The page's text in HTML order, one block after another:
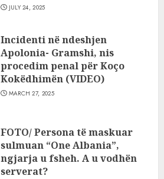
JULY 24, 2025
Incidenti në ndeshjen
Apolonia- Gramshi, nis
procedim penal për Koço
Kokëdhimën (VIDEO)
MARCH 27, 2025
FOTO/ Persona të maskuar
sulmuan “One Albania”,
ngjarja u fsheh. A u vodhën
serverat?